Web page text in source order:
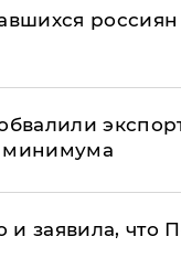
россиян
минимума
и заявила, что